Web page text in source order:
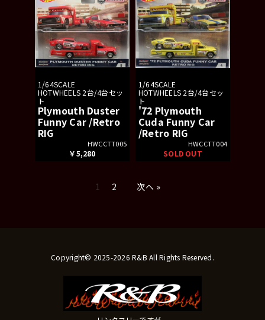
1/64SCALE
HOTWHEELS 2台/4台セッ
ト
Plymouth Duster
Funny Car /Retro
RIG
HWCCTT005
￥5,280
1/64SCALE
HOTWHEELS 2台/4台セッ
ト
'72 Plymouth
Cuda Funny Car
/Retro RIG
HWCCTT004
SOLD OUT
1 2 次へ »
Copyright© 2025-2026 R&B All Rights Reserved.